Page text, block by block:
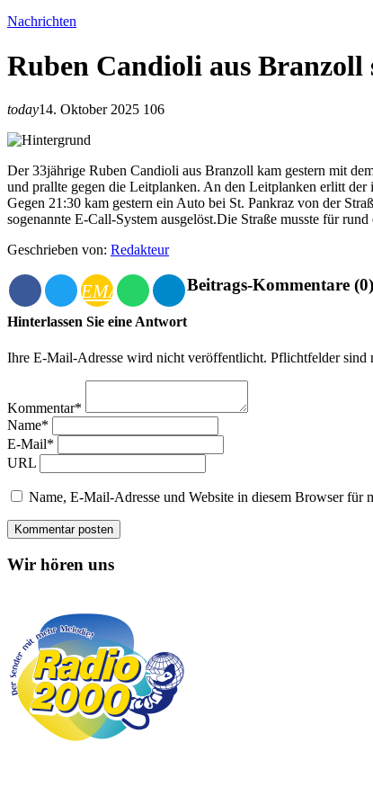
Nachrichten
Ruben Candioli aus
today14. Oktober 2025 106
Der 33jährige Ruben Candioli aus Branzoll kam gestern mit
und prallte gegen die Leitplanken. An den Leitplanken erlitt
Gegen 21:30 kam gestern ein Auto bei St. Pankraz von der
sogenannte E-Call-System ausgelöst.Die Straße musste für
Geschrieben von: Redakteur
EMAIL Beitrags-Kommentare (0)
Hinterlassen Sie eine Antwort
Ihre E-Mail-Adresse wird nicht veröffentlicht. Pflichtfelder sind
Kommentar*
Name*
E-Mail*
URL
Name, E-Mail-Adresse und Website in diesem Browser für
Wir hören uns